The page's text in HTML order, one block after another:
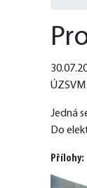
Jedná
Do
Přílohy: